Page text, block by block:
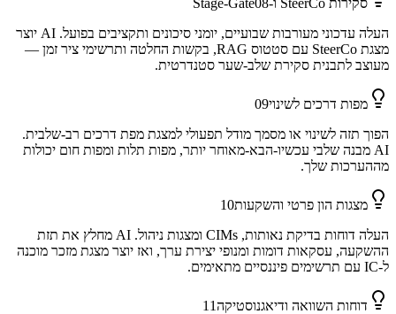
העלה עדכוני מעורבות שבועיים, יומני סיכונים ותקציבים בפועל. AI יוצר
מצגת SteerCo עם סטטוס RAG, בקשות החלטה ותרשימי ציר זמן —
מעוצב לתבנית סקירת שלב-שער סטנדרטית.
מפות דרכים לשינוי09
הפוך תזה לשינוי או מסמך מודל תפעולי למצגת מפת דרכים רב-שלבית.
AI מבנה שלבי עכשיו-הבא-מאוחר יותר, מפות תלות ומפות חום יכולות
מההערכות שלך.
מצגות הון פרטי והשקעות10
העלה דוחות בדיקת נאותות, CIMs ומצגות ניהול. AI מחלץ את תזת
ההשקעה, עסקאות דומות ומנופי יצירת ערך, ואז יוצר מצגת מזכר מוכנה
ל-IC עם תרשימים פיננסיים מתאימים.
דוחות השוואה ודיאגנוסטיקה11